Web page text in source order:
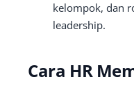
kelompok, dan
leadership.
Cara HR